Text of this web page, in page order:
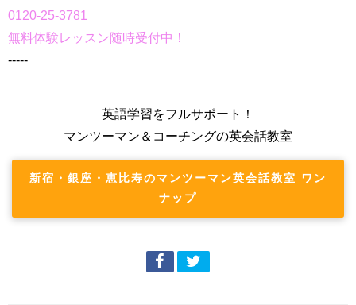
0120-25-3781
無料体験レッスン随時受付中！
-----
英語学習をフルサポート！
マンツーマン＆コーチングの英会話教室
新宿・銀座・恵比寿のマンツーマン英会話教室 ワン
ナップ